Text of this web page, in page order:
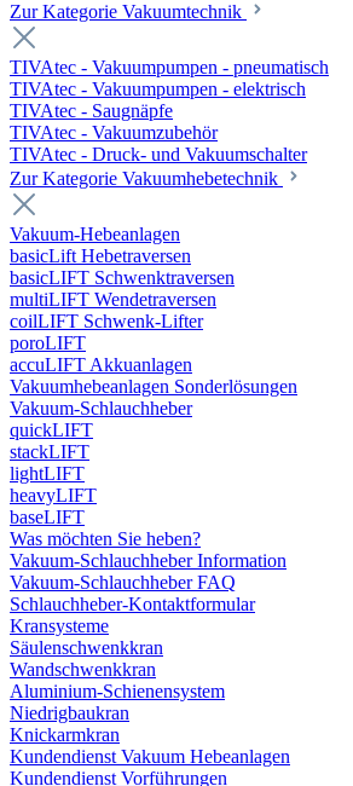
Zur Kategorie Vakuumtechnik
TIVAtec - Vakuumpumpen - pneumatisch
TIVAtec - Vakuumpumpen - elektrisch
TIVAtec - Saugnäpfe
TIVAtec - Vakuumzubehör
TIVAtec - Druck- und Vakuumschalter
Zur Kategorie Vakuumhebetechnik
Vakuum-Hebeanlagen
basicLift Hebetraversen
basicLIFT Schwenktraversen
multiLIFT Wendetraversen
coilLIFT Schwenk-Lifter
poroLIFT
accuLIFT Akkuanlagen
Vakuumhebeanlagen Sonderlösungen
Vakuum-Schlauchheber
quickLIFT
stackLIFT
lightLIFT
heavyLIFT
baseLIFT
Was möchten Sie heben?
Vakuum-Schlauchheber Information
Vakuum-Schlauchheber FAQ
Schlauchheber-Kontaktformular
Kransysteme
Säulenschwenkkran
Wandschwenkkran
Aluminium-Schienensystem
Niedrigbaukran
Knickarmkran
Kundendienst Vakuum Hebeanlagen
Kundendienst Vorführungen